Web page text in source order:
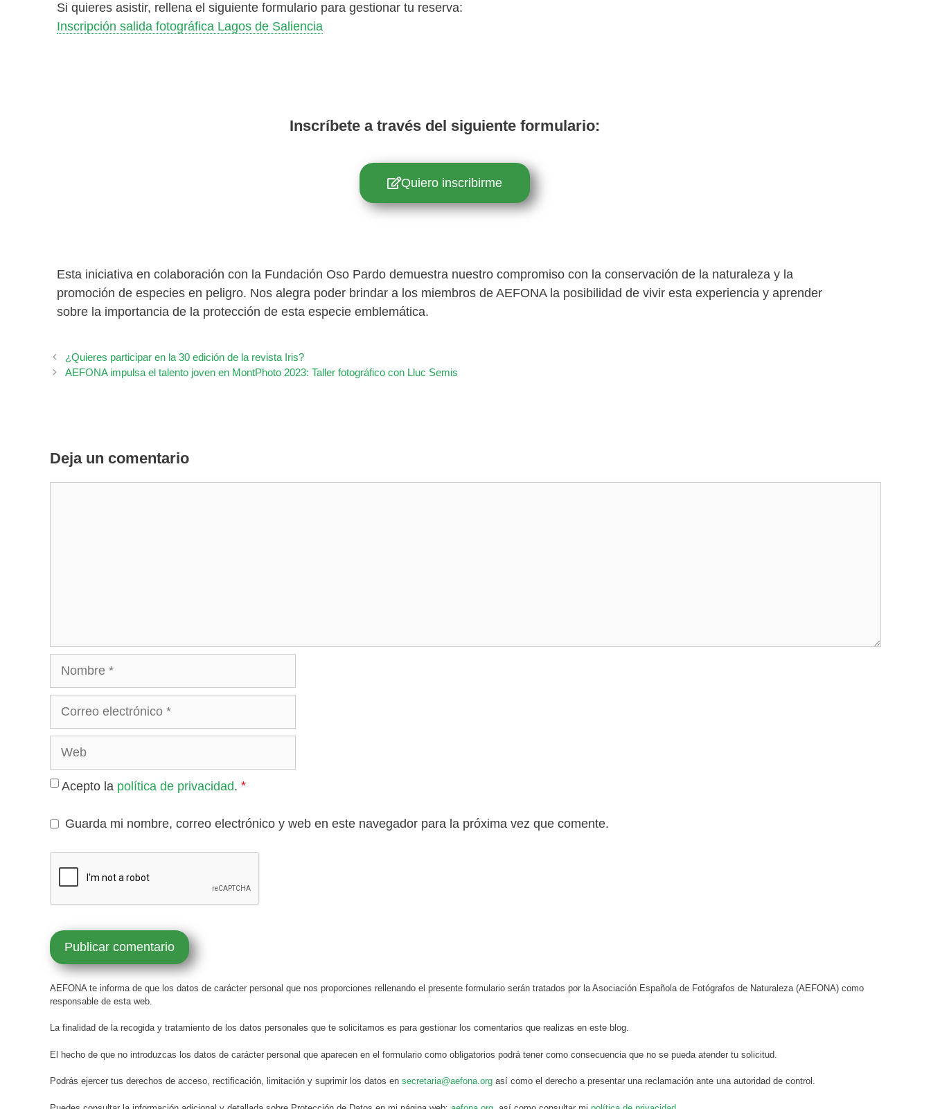
Si quieres asistir, rellena el siguiente formulario para gestionar tu reserva:
Inscripción salida fotográfica Lagos de Saliencia
Inscríbete a través del siguiente formulario:
Quiero inscribirme
Esta iniciativa en colaboración con la Fundación Oso Pardo demuestra nuestro compromiso con la conservación de la naturaleza y la
promoción de especies en peligro. Nos alegra poder brindar a los miembros de AEFONA la posibilidad de vivir esta experiencia y aprender
sobre la importancia de la protección de esta especie emblemática.
¿Quieres participar en la 30 edición de la revista Iris?
AEFONA impulsa el talento joven en MontPhoto 2023: Taller fotográfico con Lluc Semis
Deja un comentario
Acepto la política de privacidad. *
Guarda mi nombre, correo electrónico y web en este navegador para la próxima vez que comente.
AEFONA te informa de que los datos de carácter personal que nos proporciones rellenando el presente formulario serán tratados por la Asociación Española de Fotógrafos de Naturaleza (AEFONA) como
responsable de esta web.
La finalidad de la recogida y tratamiento de los datos personales que te solicitamos es para gestionar los comentarios que realizas en este blog.
El hecho de que no introduzcas los datos de carácter personal que aparecen en el formulario como obligatorios podrá tener como consecuencia que no se pueda atender tu solicitud.
Podrás ejercer tus derechos de acceso, rectificación, limitación y suprimir los datos en secretaria@aefona.org así como el derecho a presentar una reclamación ante una autoridad de control.